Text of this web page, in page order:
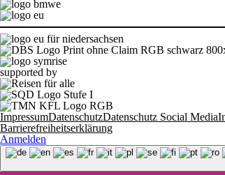
supported by
ImpressumDatenschutzDatenschutz Social Media
Barrierefreiheitserklärung
Anmelden